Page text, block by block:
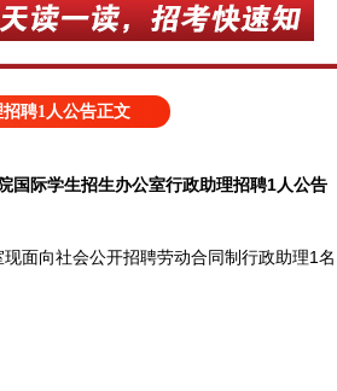
聘1人公告正文
国际学生招生办公室行政助理招聘1人公告
向社会公开招聘劳动合同制行政助理1